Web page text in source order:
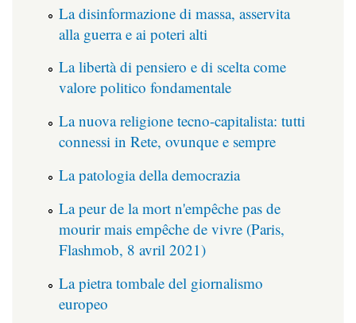
La disinformazione di massa, asservita
alla guerra e ai poteri alti
La libertà di pensiero e di scelta come
valore politico fondamentale
La nuova religione tecno-capitalista: tutti
connessi in Rete, ovunque e sempre
La patologia della democrazia
La peur de la mort n'empêche pas de
mourir mais empêche de vivre (Paris,
Flashmob, 8 avril 2021)
La pietra tombale del giornalismo
europeo